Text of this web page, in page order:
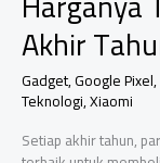
Akhir
Gadget,Google Pixel,
Teknologi,Xiaomi
Setiap akhir tahun,